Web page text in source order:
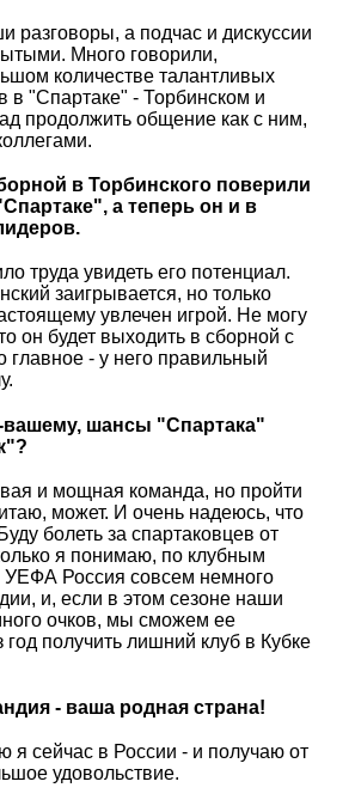
разговоры, а подчас и дискуссии
Много говорили,
количестве талантливых
в "Спартаке" - Торбинском и
продолжить общение как с ним,
в Торбинского поверили
а теперь он и в
труда увидеть его потенциал.
заигрывается, но только
увлечен игрой. Не могу
он будет выходить в сборной с
главное - у него правильный
вашему, шансы "Спартака"
и мощная команда, но пройти
может. И очень надеюсь, что
болеть за спартаковцев от
я понимаю, по клубным
Россия совсем немного
и, если в этом сезоне наши
очков, мы сможем ее
год получить лишний клуб в Кубке
- ваша родная страна!
я сейчас в России - и получаю от
удовольствие.